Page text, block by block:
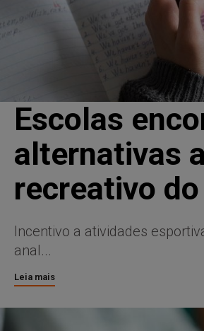
Escolas
alternativas
recreativo
Incentivo a atividades
anal...
Leia mais